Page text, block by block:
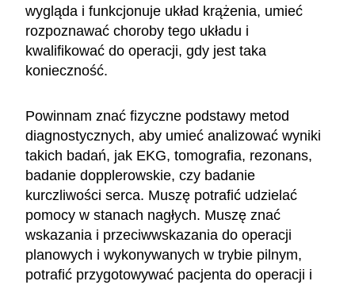
wygląda i funkcjonuje układ krążenia, umieć
rozpoznawać choroby tego układu i
kwalifikować do operacji, gdy jest taka
konieczność.
Powinnam znać fizyczne podstawy metod
diagnostycznych, aby umieć analizować wyniki
takich badań, jak EKG, tomografia, rezonans,
badanie dopplerowskie, czy badanie
kurczliwości serca. Muszę potrafić udzielać
pomocy w stanach nagłych. Muszę znać
wskazania i przeciwwskazania do operacji
planowych i wykonywanych w trybie pilnym,
potrafić przygotowywać pacjenta do operacji i